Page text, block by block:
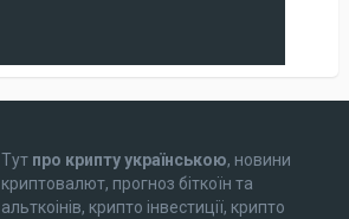
Тут про крипту українською, новини
криптовалют, прогноз біткоїн та
альткоінів, крипто інвестиції, крипто